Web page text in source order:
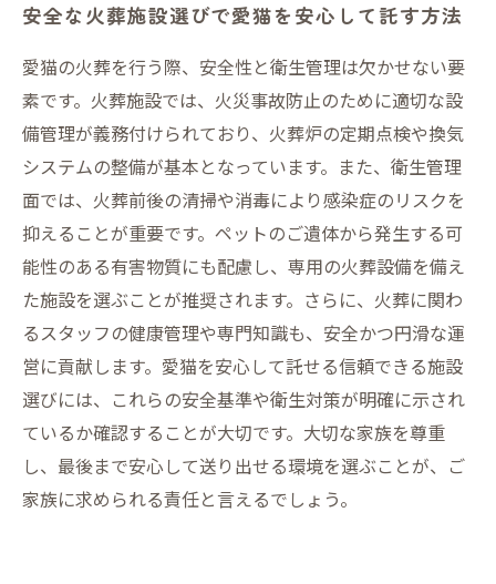
安全な火葬施設選びで愛猫を安心して託す方法
愛猫の火葬を行う際、安全性と衛生管理は欠かせない要
素です。火葬施設では、火災事故防止のために適切な設
備管理が義務付けられており、火葬炉の定期点検や換気
システムの整備が基本となっています。また、衛生管理
面では、火葬前後の清掃や消毒により感染症のリスクを
抑えることが重要です。ペットのご遺体から発生する可
能性のある有害物質にも配慮し、専用の火葬設備を備え
た施設を選ぶことが推奨されます。さらに、火葬に関わ
るスタッフの健康管理や専門知識も、安全かつ円滑な運
営に貢献します。愛猫を安心して託せる信頼できる施設
選びには、これらの安全基準や衛生対策が明確に示され
ているか確認することが大切です。大切な家族を尊重
し、最後まで安心して送り出せる環境を選ぶことが、ご
家族に求められる責任と言えるでしょう。